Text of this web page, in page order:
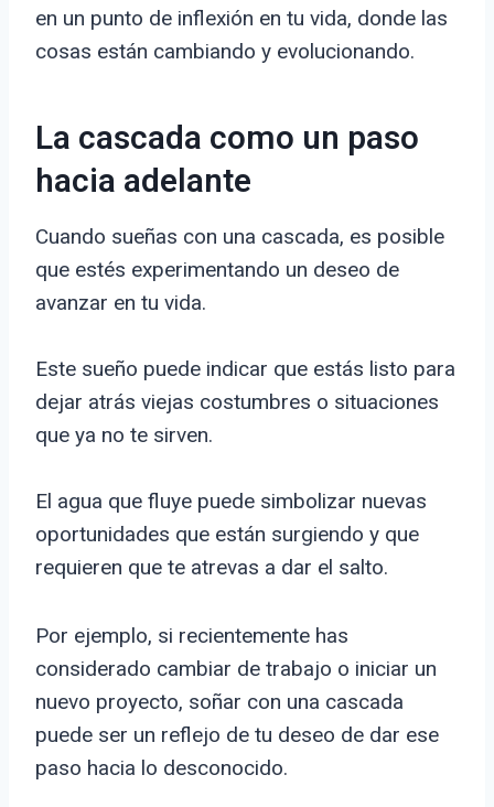
en un punto de inflexión en tu vida, donde las
cosas están cambiando y evolucionando.
La cascada como un paso
hacia adelante
Cuando sueñas con una cascada, es posible
que estés experimentando un deseo de
avanzar en tu vida.
Este sueño puede indicar que estás listo para
dejar atrás viejas costumbres o situaciones
que ya no te sirven.
El agua que fluye puede simbolizar nuevas
oportunidades que están surgiendo y que
requieren que te atrevas a dar el salto.
Por ejemplo, si recientemente has
considerado cambiar de trabajo o iniciar un
nuevo proyecto, soñar con una cascada
puede ser un reflejo de tu deseo de dar ese
paso hacia lo desconocido.